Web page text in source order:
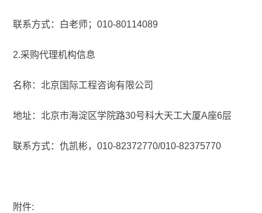
联系方式：白老师；010-80114089
2.采购代理机构信息
名称：北京国际工程咨询有限公司
地址：北京市海淀区学院路30号科大天工大厦A座6层
联系方式：仇凯彬，010-82372770/010-82375770
附件: